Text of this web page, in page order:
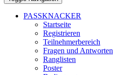
PASSKNACKER
Startseite
Registrieren
Teilnehmerbereich
Fragen und Antworten
Ranglisten
Poster